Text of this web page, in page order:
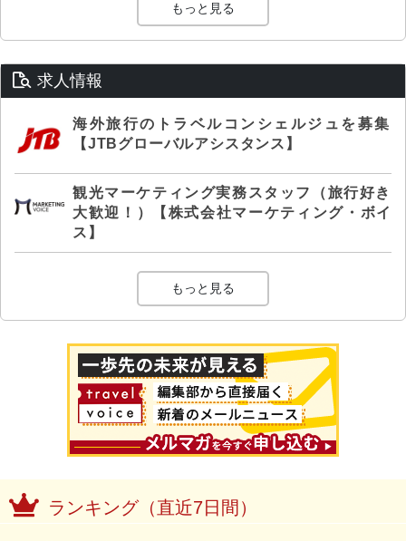
もっと見る
求人情報
海外旅行のトラベルコンシェルジュを募集
【JTBグローバルアシスタンス】
観光マーケティング実務スタッフ（旅行好き
大歓迎！）【株式会社マーケティング・ボイ
ス】
もっと見る
ランキング（直近7日間）